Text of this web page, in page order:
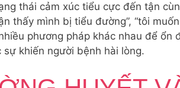
thái cảm xúc tiểu cực đến tận
thấy mình bị tiểu đường”, “tôi
phương pháp khác nhau để ổn
khiến người bệnh hài lòng.